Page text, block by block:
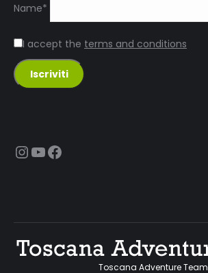
Name*
I accept the terms and conditions
Instagram
YouTube
Facebook
Toscana Adventure Team